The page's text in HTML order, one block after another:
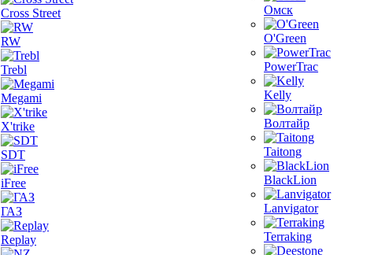
Cross Street
RW
Trebl
Megami
X'trike
SDT
iFree
ГАЗ
Replay
Омск
O'Green
PowerTrac
Kelly
Волтайр
Taitong
BlackLion
Lanvigator
Terraking